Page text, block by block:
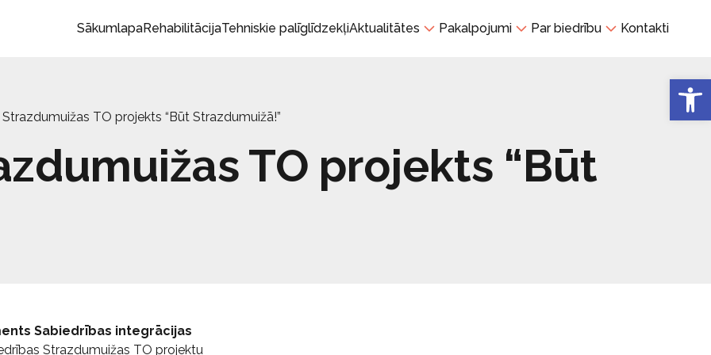
SākumlapaRehabilitācijaTehniskie palīglīdzekļiAktualitātes Pakalpojumi Par biedrību Kontakti
TO projekts “Būt Strazdumuižā!”
TO projekts “Būt
Sabiedrības integrācijas
Strazdumuižas TO projektu